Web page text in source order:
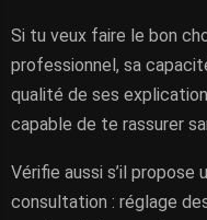
Si tu veux faire le bon
professionnel, sa
qualité de ses
capable de te rassurer
Vérifie aussi s’il propose
consultation : réglage